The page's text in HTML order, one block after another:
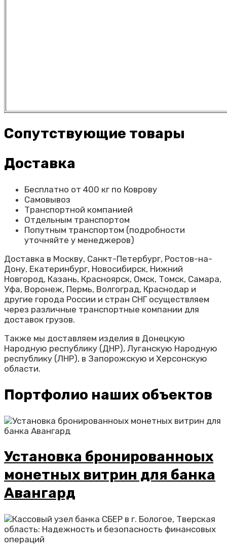
Сопутствующие товары
Доставка
Бесплатно от 400 кг по Коврову
Самовывоз
Транспортной компанией
Отдельным транспортом
Попутным транспортом (подробности
уточняйте у менеджеров)
Доставка в Москву, Санкт-Петербург, Ростов-на-
Дону, Екатеринбург, Новосибирск, Нижний
Новгород, Казань, Красноярск, Омск, Томск, Самара,
Уфа, Воронеж, Пермь, Волгоград, Краснодар и
другие города России и стран СНГ осуществляем
через различные транспортные компании для
доставок грузов.
Также мы доставляем изделия в Донецкую
Народную республику (ДНР), Луганскую Народную
республику (ЛНР), в Запорожскую и Херсонскую
области.
Портфолио наших объектов
Установка бронированноых
монетных витрин для банка
Авангард